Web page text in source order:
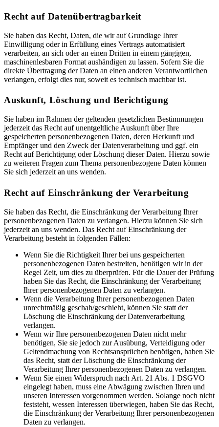
Recht auf Daten­übertrag­barkeit
Sie haben das Recht, Daten, die wir auf Grundlage Ihrer
Einwilligung oder in Erfüllung eines Vertrags automatisiert
verarbeiten, an sich oder an einen Dritten in einem gängigen,
maschinenlesbaren Format aushändigen zu lassen. Sofern Sie die
direkte Übertragung der Daten an einen anderen Verantwortlichen
verlangen, erfolgt dies nur, soweit es technisch machbar ist.
Auskunft, Löschung und Berichtigung
Sie haben im Rahmen der geltenden gesetzlichen Bestimmungen
jederzeit das Recht auf unentgeltliche Auskunft über Ihre
gespeicherten personenbezogenen Daten, deren Herkunft und
Empfänger und den Zweck der Datenverarbeitung und ggf. ein
Recht auf Berichtigung oder Löschung dieser Daten. Hierzu sowie
zu weiteren Fragen zum Thema personenbezogene Daten können
Sie sich jederzeit an uns wenden.
Recht auf Einschränkung der Verarbeitung
Sie haben das Recht, die Einschränkung der Verarbeitung Ihrer
personenbezogenen Daten zu verlangen. Hierzu können Sie sich
jederzeit an uns wenden. Das Recht auf Einschränkung der
Verarbeitung besteht in folgenden Fällen:
Wenn Sie die Richtigkeit Ihrer bei uns gespeicherten
personenbezogenen Daten bestreiten, benötigen wir in der
Regel Zeit, um dies zu überprüfen. Für die Dauer der Prüfung
haben Sie das Recht, die Einschränkung der Verarbeitung
Ihrer personenbezogenen Daten zu verlangen.
Wenn die Verarbeitung Ihrer personenbezogenen Daten
unrechtmäßig geschah/geschieht, können Sie statt der
Löschung die Einschränkung der Datenverarbeitung
verlangen.
Wenn wir Ihre personenbezogenen Daten nicht mehr
benötigen, Sie sie jedoch zur Ausübung, Verteidigung oder
Geltendmachung von Rechtsansprüchen benötigen, haben Sie
das Recht, statt der Löschung die Einschränkung der
Verarbeitung Ihrer personenbezogenen Daten zu verlangen.
Wenn Sie einen Widerspruch nach Art. 21 Abs. 1 DSGVO
eingelegt haben, muss eine Abwägung zwischen Ihren und
unseren Interessen vorgenommen werden. Solange noch nicht
feststeht, wessen Interessen überwiegen, haben Sie das Recht,
die Einschränkung der Verarbeitung Ihrer personenbezogenen
Daten zu verlangen.